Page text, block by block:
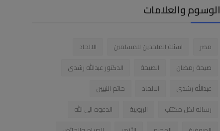
الوسوم والعلامات
مصر اسئلة الملحدين للمسلمين
الالحاد
صيحة رمضان
الصيحة
الدكتور عبدالله رشدى
عبدالله رشدى
الالحاد
خاتم النبيين
رساله لكل مكتئب
الربوبية
الدعوه الى الله